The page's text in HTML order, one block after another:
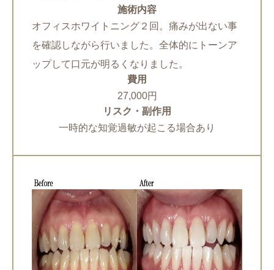
施術内容
オフィスホワイトニング２回。痛みが出ない事
を確認しながら行いました。全体的にトーンア
ップして口元が明るくなりました。
費用
27,000円
リスク・副作用
一時的な知覚過敏が起こる場合あり